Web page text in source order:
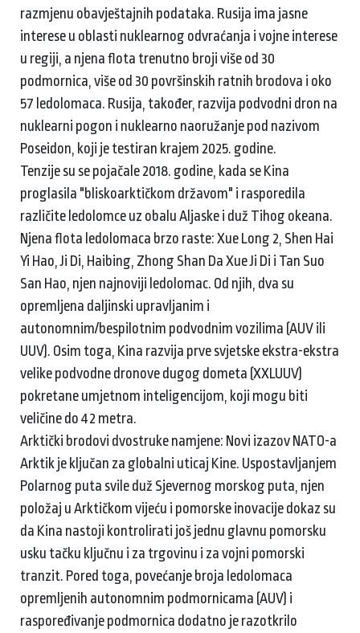
razmjenu obavještajnih podataka. Rusija ima jasne
interese u oblasti nuklearnog odvraćanja i vojne interese
u regiji, a njena flota trenutno broji više od 30
podmornica, više od 30 površinskih ratnih brodova i oko
57 ledolomaca. Rusija, također, razvija podvodni dron na
nuklearni pogon i nuklearno naoružanje pod nazivom
Poseidon, koji je testiran krajem 2025. godine.
Tenzije su se pojačale 2018. godine, kada se Kina
proglasila "bliskoarktičkom državom" i rasporedila
različite ledolomce uz obalu Aljaske i duž Tihog okeana.
Njena flota ledolomaca brzo raste: Xue Long 2, Shen Hai
Yi Hao, Ji Di, Haibing, Zhong Shan Da Xue Ji Di i Tan Suo
San Hao, njen najnoviji ledolomac. Od njih, dva su
opremljena daljinski upravljanim i
autonomnim/bespilotnim podvodnim vozilima (AUV ili
UUV). Osim toga, Kina razvija prve svjetske ekstra-ekstra
velike podvodne dronove dugog dometa (XXLUUV)
pokretane umjetnom inteligencijom, koji mogu biti
veličine do 42 metra.
Arktički brodovi dvostruke namjene: Novi izazov NATO-a
Arktik je ključan za globalni uticaj Kine. Uspostavljanjem
Polarnog puta svile duž Sjevernog morskog puta, njen
položaj u Arktičkom vijeću i pomorske inovacije dokaz su
da Kina nastoji kontrolirati još jednu glavnu pomorsku
usku tačku ključnu i za trgovinu i za vojni pomorski
tranzit. Pored toga, povećanje broja ledolomaca
opremljenih autonomnim podmornicama (AUV) i
raspoređivanje podmornica dodatno je razotkrilo